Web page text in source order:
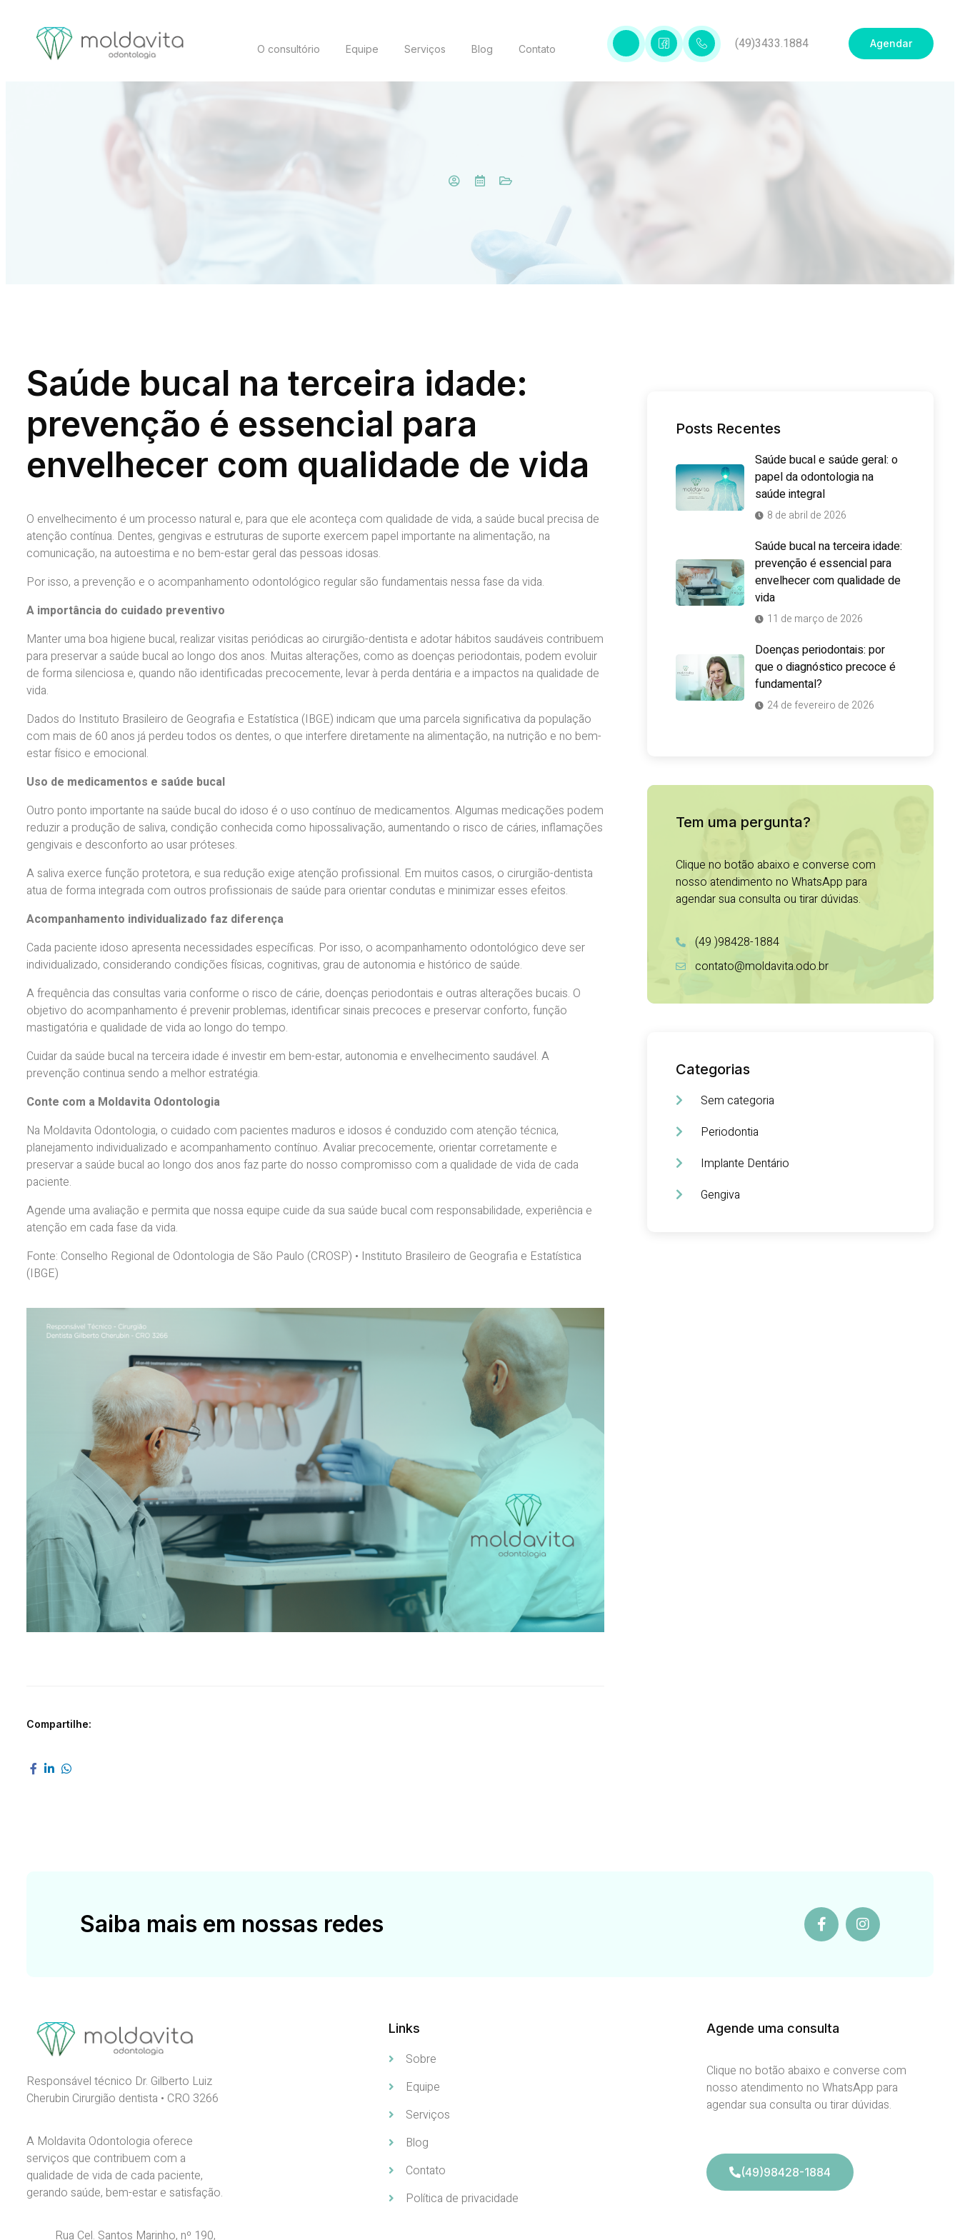
O consultório Equipe Serviços Blog Contato (49)3433.1884 Agendar
Saúde bucal na terceira idade:
prevenção é essencial para
envelhecer com qualidade de vida
O envelhecimento é um processo natural e, para que ele aconteça com qualidade de vida, a saúde bucal precisa de
atenção contínua. Dentes, gengivas e estruturas de suporte exercem papel importante na alimentação, na
comunicação, na autoestima e no bem-estar geral das pessoas idosas.
Por isso, a prevenção e o acompanhamento odontológico regular são fundamentais nessa fase da vida.
A importância do cuidado preventivo
Manter uma boa higiene bucal, realizar visitas periódicas ao cirurgião-dentista e adotar hábitos saudáveis contribuem
para preservar a saúde bucal ao longo dos anos. Muitas alterações, como as doenças periodontais, podem evoluir
de forma silenciosa e, quando não identificadas precocemente, levar à perda dentária e a impactos na qualidade de
vida.
Dados do Instituto Brasileiro de Geografia e Estatística (IBGE) indicam que uma parcela significativa da população
com mais de 60 anos já perdeu todos os dentes, o que interfere diretamente na alimentação, na nutrição e no bem-
estar físico e emocional.
Uso de medicamentos e saúde bucal
Outro ponto importante na saúde bucal do idoso é o uso contínuo de medicamentos. Algumas medicações podem
reduzir a produção de saliva, condição conhecida como hipossalivação, aumentando o risco de cáries, inflamações
gengivais e desconforto ao usar próteses.
A saliva exerce função protetora, e sua redução exige atenção profissional. Em muitos casos, o cirurgião-dentista
atua de forma integrada com outros profissionais de saúde para orientar condutas e minimizar esses efeitos.
Acompanhamento individualizado faz diferença
Cada paciente idoso apresenta necessidades específicas. Por isso, o acompanhamento odontológico deve ser
individualizado, considerando condições físicas, cognitivas, grau de autonomia e histórico de saúde.
A frequência das consultas varia conforme o risco de cárie, doenças periodontais e outras alterações bucais. O
objetivo do acompanhamento é prevenir problemas, identificar sinais precoces e preservar conforto, função
mastigatória e qualidade de vida ao longo do tempo.
Cuidar da saúde bucal na terceira idade é investir em bem-estar, autonomia e envelhecimento saudável. A
prevenção continua sendo a melhor estratégia.
Conte com a Moldavita Odontologia
Na Moldavita Odontologia, o cuidado com pacientes maduros e idosos é conduzido com atenção técnica,
planejamento individualizado e acompanhamento contínuo. Avaliar precocemente, orientar corretamente e
preservar a saúde bucal ao longo dos anos faz parte do nosso compromisso com a qualidade de vida de cada
paciente.
Agende uma avaliação e permita que nossa equipe cuide da sua saúde bucal com responsabilidade, experiência e
atenção em cada fase da vida.
Fonte: Conselho Regional de Odontologia de São Paulo (CROSP) • Instituto Brasileiro de Geografia e Estatística
(IBGE)
Compartilhe:
Posts Recentes
Saúde bucal e saúde geral: o
papel da odontologia na
saúde integral
8 de abril de 2026
Saúde bucal na terceira idade:
prevenção é essencial para
envelhecer com qualidade de
vida
11 de março de 2026
Doenças periodontais: por
que o diagnóstico precoce é
fundamental?
24 de fevereiro de 2026
Tem uma pergunta?
Clique no botão abaixo e converse com
nosso atendimento no WhatsApp para
agendar sua consulta ou tirar dúvidas.
(49 )98428-1884
contato@moldavita.odo.br
Categorias
Sem categoria
Periodontia
Implante Dentário
Gengiva
Saiba mais em nossas redes
Responsável técnico Dr. Gilberto Luiz
Cherubin Cirurgião dentista • CRO 3266
A Moldavita Odontologia oferece
serviços que contribuem com a
qualidade de vida de cada paciente,
gerando saúde, bem-estar e satisfação.
Rua Cel. Santos Marinho, nº 190,
Links
Sobre
Equipe
Serviços
Blog
Contato
Política de privacidade
Agende uma consulta
Clique no botão abaixo e converse com
nosso atendimento no WhatsApp para
agendar sua consulta ou tirar dúvidas.
(49)98428-1884